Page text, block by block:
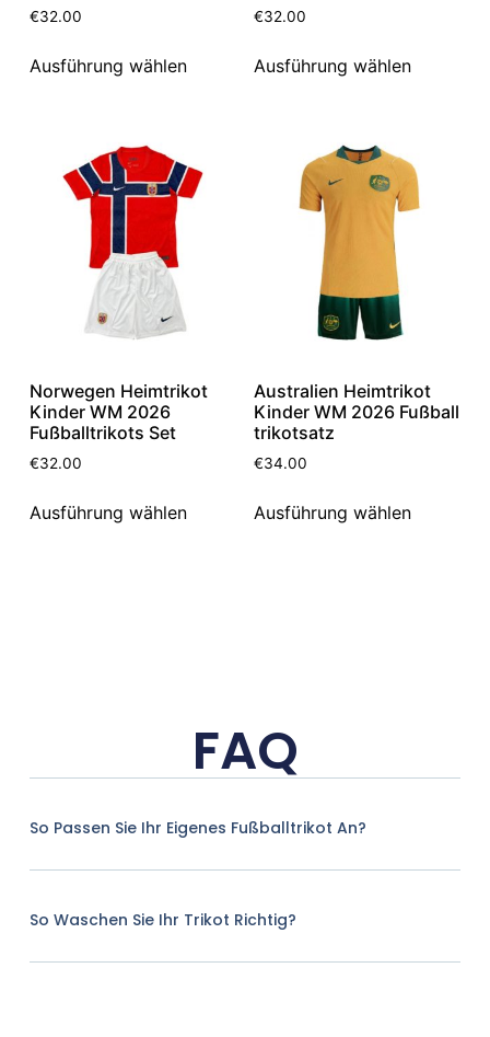
€32.00
Ausführung wählen
€32.00
Ausführung wählen
Norwegen Heimtrikot
Kinder WM 2026
Fußballtrikots Set
€32.00
Ausführung wählen
Australien Heimtrikot
Kinder WM 2026 Fußball
trikotsatz
€34.00
Ausführung wählen
FAQ
So Passen Sie Ihr Eigenes Fußballtrikot An?
So Waschen Sie Ihr Trikot Richtig?